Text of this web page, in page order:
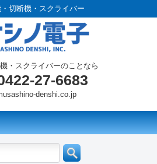
切断機・スクライバー
・スクライバーのことなら
27-6683
denshi.co.jp